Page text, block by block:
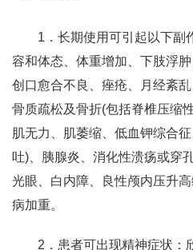
1．长期使用可引起以下副
容和体态、体重增加、下肢浮
创口愈合不良、痤疮、月经紊
骨质疏松及骨折(包括脊椎压缩
肌无力、肌萎缩、低血钾综合
吐)、胰腺炎、消化性溃疡或穿
光眼、白内障、良性颅内压升
病加重。
2．患者可出现精神症状：